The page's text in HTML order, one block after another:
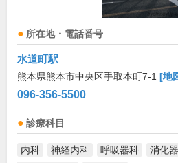
所在地・電話番号
水道町駅
熊本県熊本市中央区手取本町7-1 [地
096-356-5500
診療科目
内科 神経内科 呼吸器科 消化